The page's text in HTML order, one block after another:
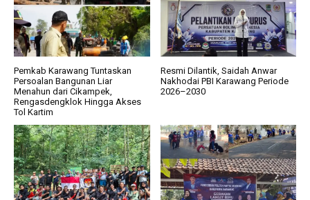
Pemkab Karawang Tuntaskan
Persoalan Bangunan Liar
Menahun dari Cikampek,
Rengasdengklok Hingga Akses
Tol Kartim
Resmi Dilantik, Saidah Anwar
Nakhodai PBI Karawang Periode
2026–2030